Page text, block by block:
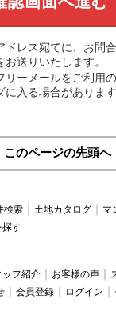
レス宛てに、お問
お送りいたします。
ーメールをご利用
に入る場合があります
このページの先頭へ
検索 土地カタログ
マ
探す
ッフ紹介 お客様の声
会員登録 ログイン